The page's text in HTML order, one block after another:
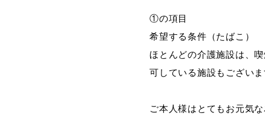
①の項目
希望する条件（たばこ）
ほとんどの介護施設は、
可している施設もございま
ご本人様はとてもお元気